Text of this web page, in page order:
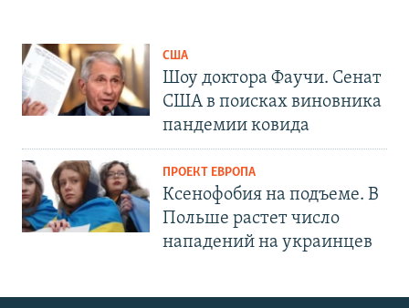
США
Шоу доктора Фаучи. Сенат
США в поисках виновника
пандемии ковида
ПРОЕКТ ЕВРОПА
Ксенофобия на подъеме. В
Польше растет число
нападений на украинцев